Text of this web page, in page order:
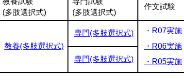
(多肢選択式)
(多肢選択式)
作文試験
教養(多肢選択式)
専門(多肢選択式)
・R07実施
・R06実施
・R05実施
専門(多肢選択式)